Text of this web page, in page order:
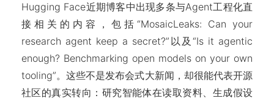
Hugging Face近期博客中出现多条与Agent工程化直
接相关的内容，包括“MosaicLeaks: Can your
research agent keep a secret?”以及“Is it agentic
enough? Benchmarking open models on your own
tooling”。这些不是发布会式大新闻，却很能代表开源
社区的真实转向：研究智能体在读取资料、生成假设